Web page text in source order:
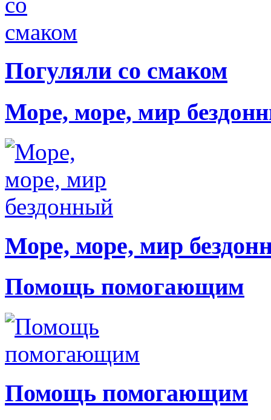
Погуляли со смаком
Море, море, мир
Море, море, мир
Помощь помогающим
Помощь помогающим